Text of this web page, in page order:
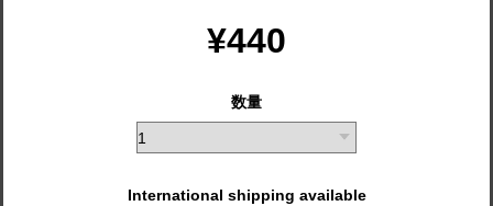
¥440
数量
International shipping available